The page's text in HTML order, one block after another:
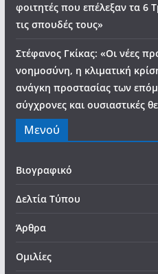
φοιτητές που επέλεξαν τα 6
τις σπουδές τους»
Στέφανος Γκίκας: «Οι νέες
νοημοσύνη, η κλιματική
ανάγκη προστασίας των
σύγχρονες και ουσιαστικές
Μενού
Βιογραφικό
Δελτία Τύπου
Άρθρα
Ομιλίες